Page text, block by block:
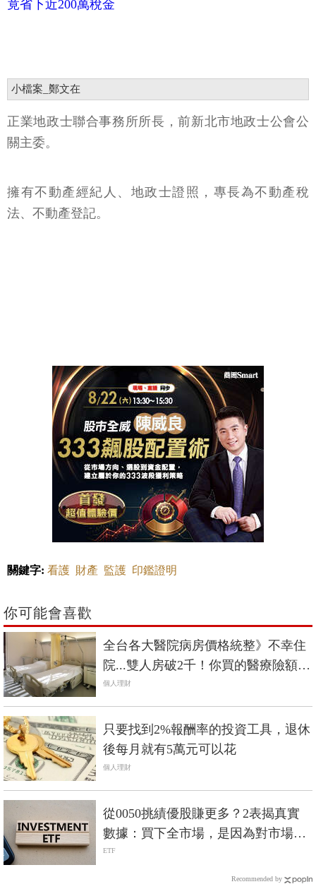
竟省下近200萬稅金
小檔案_鄭文在
正業地政士聯合事務所所長，前新北市地政士公會公
關主委。
擁有不動產經紀人、地政士證照，專長為不動產稅
法、不動產登記。
關鍵字: 看護 財產 監護 印鑑證明
你可能會喜歡
全台各大醫院病房價格統整》不幸住
院...雙人房破2千！你買的醫療險額度
夠賠嗎？
個人理財
只要找到2%報酬率的投資工具，退休
後每月就有5萬元可以花
個人理財
從0050挑績優股賺更多？2表揭真實
數據：買下全市場，是因為對市場保
持敬畏！
ETF
Recommended by